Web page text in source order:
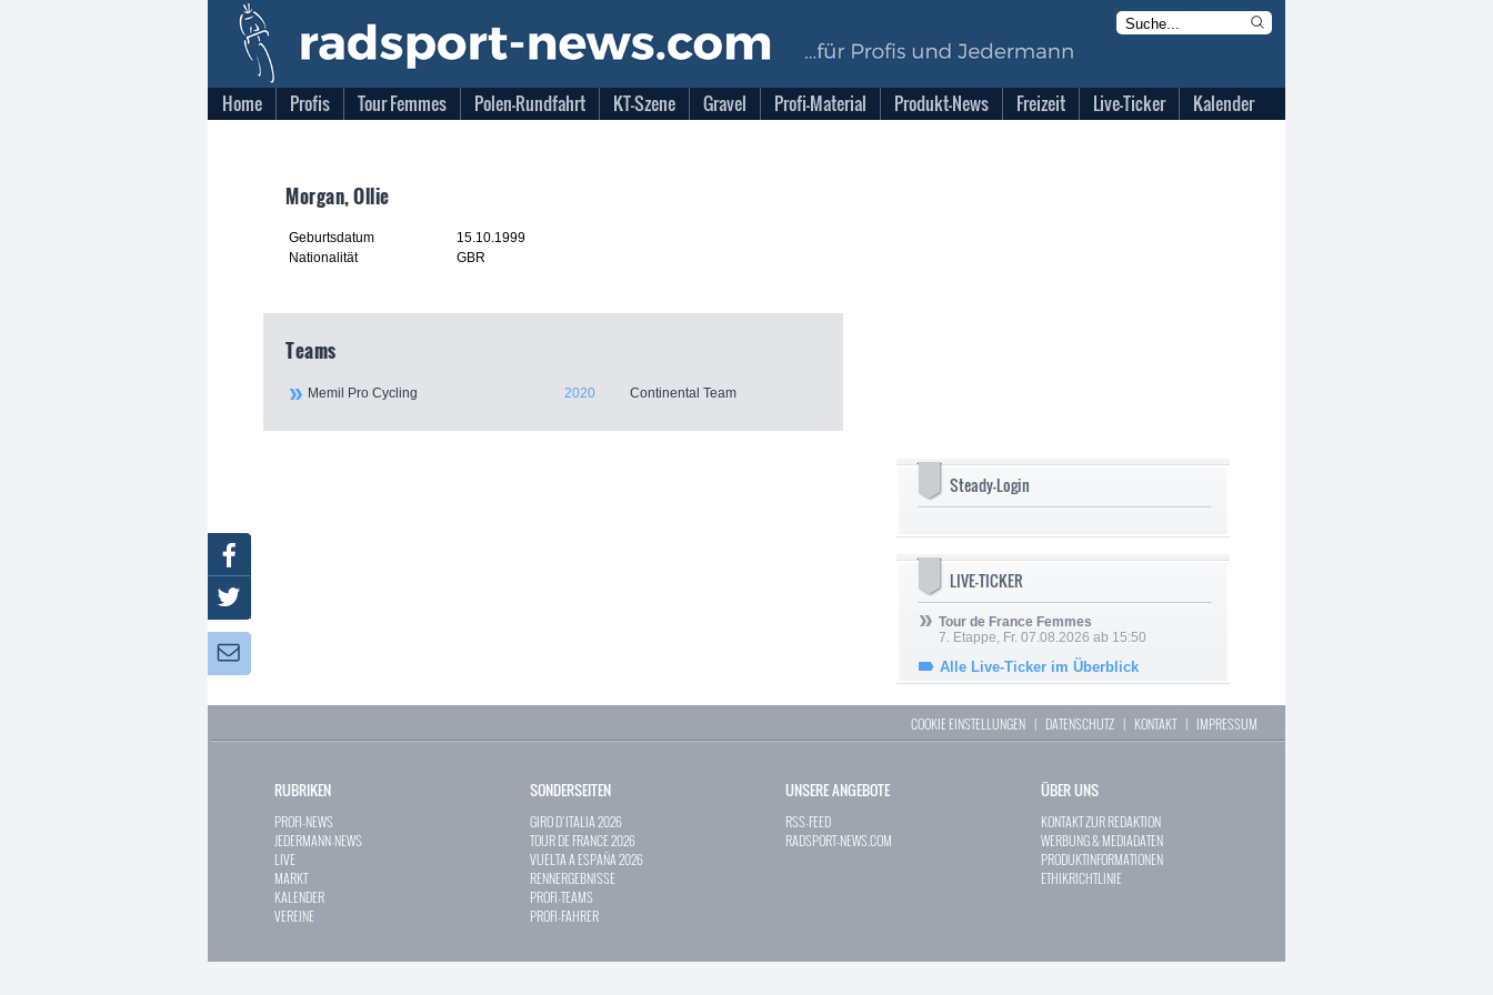
Home Profis Tour Femmes Polen-Rundfahrt KT-Szene Gravel Profi-Material Produkt-News Freizeit Live-Ticker Kalender
Morgan, Ollie
Geburtsdatum
15.10.1999
Nationalität
GBR
Teams
Memil Pro Cycling 2020 Continental Team
Steady-Login
LIVE-TICKER
Tour de France Femmes
7. Etappe, Fr. 07.08.2026 ab 15:50
Alle Live-Ticker im Überblick
COOKIE EINSTELLUNGEN | DATENSCHUTZ | KONTAKT| IMPRESSUM
RUBRIKEN
PROFI-NEWS
JEDERMANN-NEWS
LIVE
MARKT
KALENDER
VEREINE
SONDERSEITEN
GIRO D`ITALIA 2026
TOUR DE FRANCE 2026
VUELTA A ESPAÑA 2026
RENNERGEBNISSE
PROFI-TEAMS
PROFI-FAHRER
UNSERE ANGEBOTE
RSS-FEED
RADSPORT-NEWS.COM
ÜBER UNS
KONTAKT ZUR REDAKTION
WERBUNG & MEDIADATEN
PRODUKTINFORMATIONEN
ETHIKRICHTLINIE